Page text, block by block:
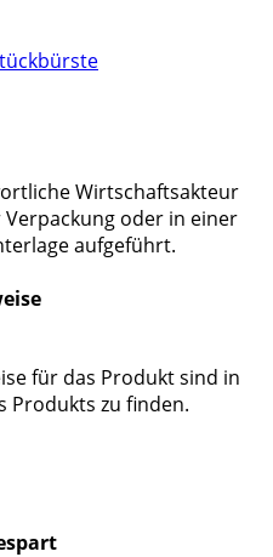
Wirtschaftsakteur
oder in einer
aufgeführt.
für das Produkt sind in
Produkts zu finden.